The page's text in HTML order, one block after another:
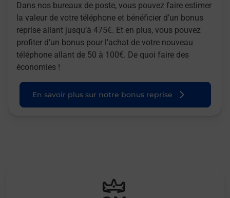
Dans nos bureaux de poste, vous pouvez faire estimer
la valeur de votre téléphone et bénéficier d’un bonus
reprise allant jusqu’à 475€. Et en plus, vous pouvez
profiter d’un bonus pour l’achat de votre nouveau
téléphone allant de 50 à 100€. De quoi faire des
économies !
En savoir plus sur notre bonus reprise